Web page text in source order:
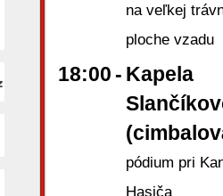
na veľkej
ploche vzadu
18:00 - Kapela
pódium pri
Hasiča